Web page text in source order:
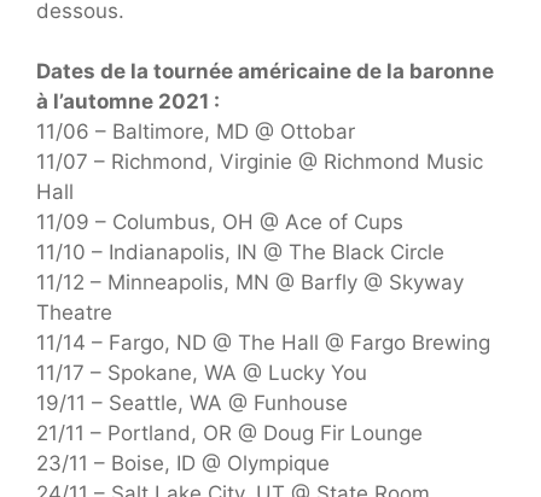
dessous.
Dates de la tournée américaine de la baronne
à l’automne 2021 :
11/06 – Baltimore, MD @ Ottobar
11/07 – Richmond, Virginie @ Richmond Music
Hall
11/09 – Columbus, OH @ Ace of Cups
11/10 – Indianapolis, IN @ The Black Circle
11/12 – Minneapolis, MN @ Barfly @ Skyway
Theatre
11/14 – Fargo, ND @ The Hall @ Fargo Brewing
11/17 – Spokane, WA @ Lucky You
19/11 – Seattle, WA @ Funhouse
21/11 – Portland, OR @ Doug Fir Lounge
23/11 – Boise, ID @ Olympique